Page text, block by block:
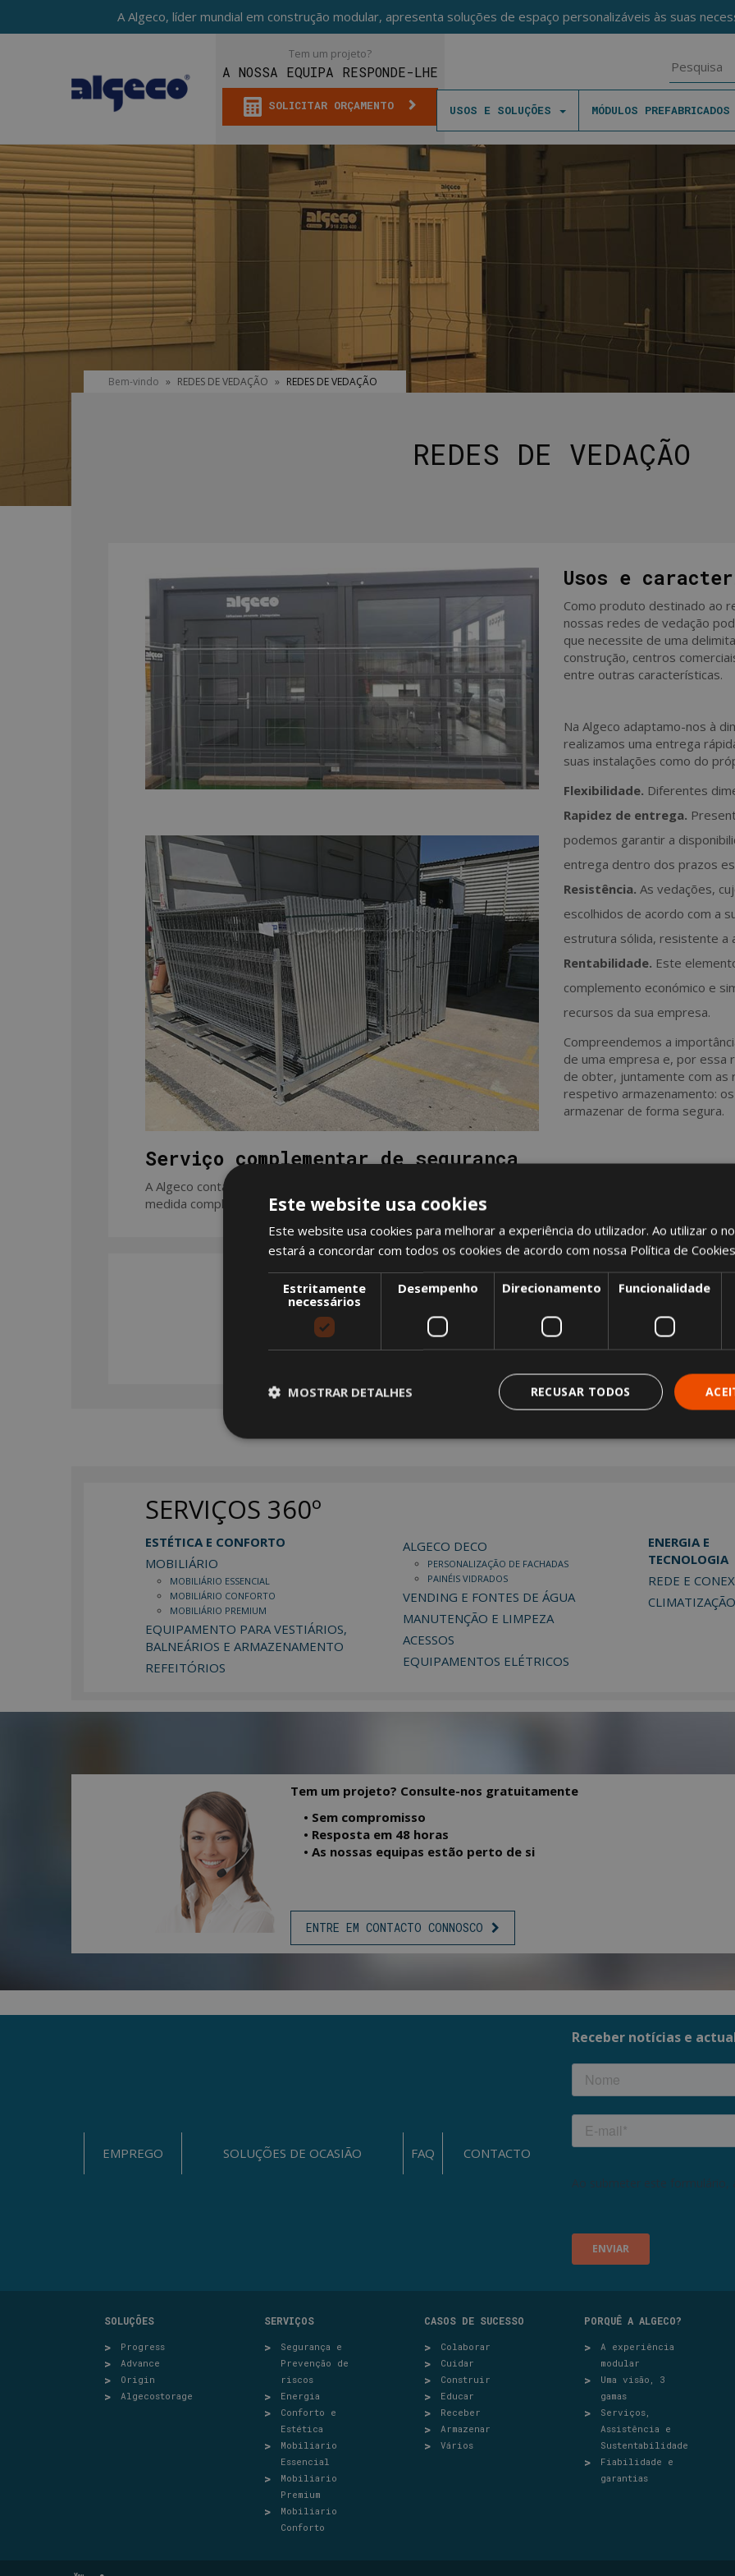
Skip
to
main
content
A Algeco, líder mundial em construção modular, apresenta soluções de espaço personalizáveis às suas
Tem um projeto?
A NOSSA EQUIPA RESPONDE-LHE
SOLICITAR ORÇAMENTO USOS E SOLUÇÕES MÓDULOS PREFABRICADOS
You
Bem-vindo » REDES DE VEDAÇÃO » REDES DE VEDAÇÃO
REDES DE VEDAÇÃO
Usos e
Como produto destinado ao
nossas redes de vedação
que necessite de uma
construção, centros
entre outras características.
Na Algeco adaptamo-nos à
realizamos uma entrega
suas instalações como do
Flexibilidade. Diferentes
Rapidez de entrega.
podemos garantir a
entrega dentro dos prazos
Resistência. As vedações,
escolhidos de acordo com a
estrutura sólida, resistente a
Rentabilidade. Este
complemento económico e
recursos da sua empresa.
Compreendemos a
de uma empresa e, por essa
de obter, juntamente com as
respetivo armazenamento:
armazenar de forma segura.
Serviço complementar de segurança
A Algeco conta com cada vez mais serviços acrescidos à contratação das construções modulares. As
medida complementar de segurança, assim como os sistemas de alarme e de videovigilância e os
QUER SABER MAIS?
SOLICITAR UM ORÇAMENTO
SERVIÇOS 360º
ESTÉTICA E CONFORTO
MOBILIÁRIO
MOBILIÁRIO ESSENCIAL
MOBILIÁRIO CONFORTO
MOBILIÁRIO PREMIUM
EQUIPAMENTO PARA VESTIÁRIOS,
BALNEÁRIOS E ARMAZENAMENTO
REFEITÓRIOS
ALGECO DECO
PERSONALIZAÇÃO DE FACHADAS
PAINÉIS VIDRADOS
VENDING E FONTES DE ÁGUA
MANUTENÇÃO E LIMPEZA
ACESSOS
EQUIPAMENTOS ELÉTRICOS
ENERGIA E
TECNOLOGIA
REDE E
CLIMATIZAÇÃO
Tem um projeto? Consulte-nos gratuitamente
• Sem compromisso
• Resposta em 48 horas
• As nossas equipas estão perto de si
ENTRE EM CONTACTO CONNOSCO
EMPREGO SOLUÇÕES DE OCASIÃO FAQ CONTACTO
SOLUÇÕES
Progress
Advance
Origin
Algecostorage
SERVIÇOS
Segurança e
Prevenção de
riscos
Energia
Conforto e
Estética
Mobiliario
Essencial
Mobiliario
Premium
Mobiliario
Conforto
CASOS DE SUCESSO
Colaborar
Cuidar
Construir
Educar
Receber
Armazenar
Vários
PORQUÊ A ALGECO?
A experiência
modular
Uma visão, 3
gamas
Serviços,
Assistência e
Sustentabilidade
Fiabilidade e
garantias
Este website usa cookies
Este website usa cookies para melhorar a experiência do utilizador. Ao utilizar o
estará a concordar com todos os cookies de acordo com nossa Política de
Estritamente
necessários
Desempenho Direcionamento Funcionalidade
RECUSAR TODOS
MOSTRAR DETALHES